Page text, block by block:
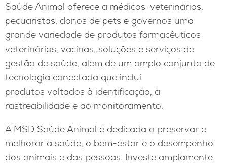
Saúde Animal oferece a médicos-veterinários,
pecuaristas, donos de pets e governos uma
grande variedade de produtos farmacêuticos
veterinários, vacinas, soluções e serviços de
gestão de saúde, além de um amplo conjunto de
tecnologia conectada que inclui
produtos voltados à identificação, à
rastreabilidade e ao monitoramento.
A MSD Saúde Animal é dedicada a preservar e
melhorar a saúde, o bem-estar e o desempenho
dos animais e das pessoas. Investe amplamente